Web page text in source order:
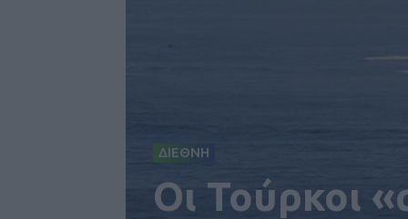
ΔΙΕΘΝΗ
Οι Τούρκοι